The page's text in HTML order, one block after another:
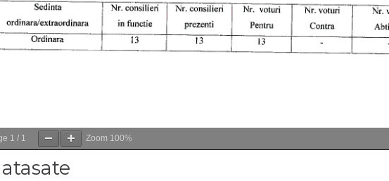
1 / 1 Zoom 100%